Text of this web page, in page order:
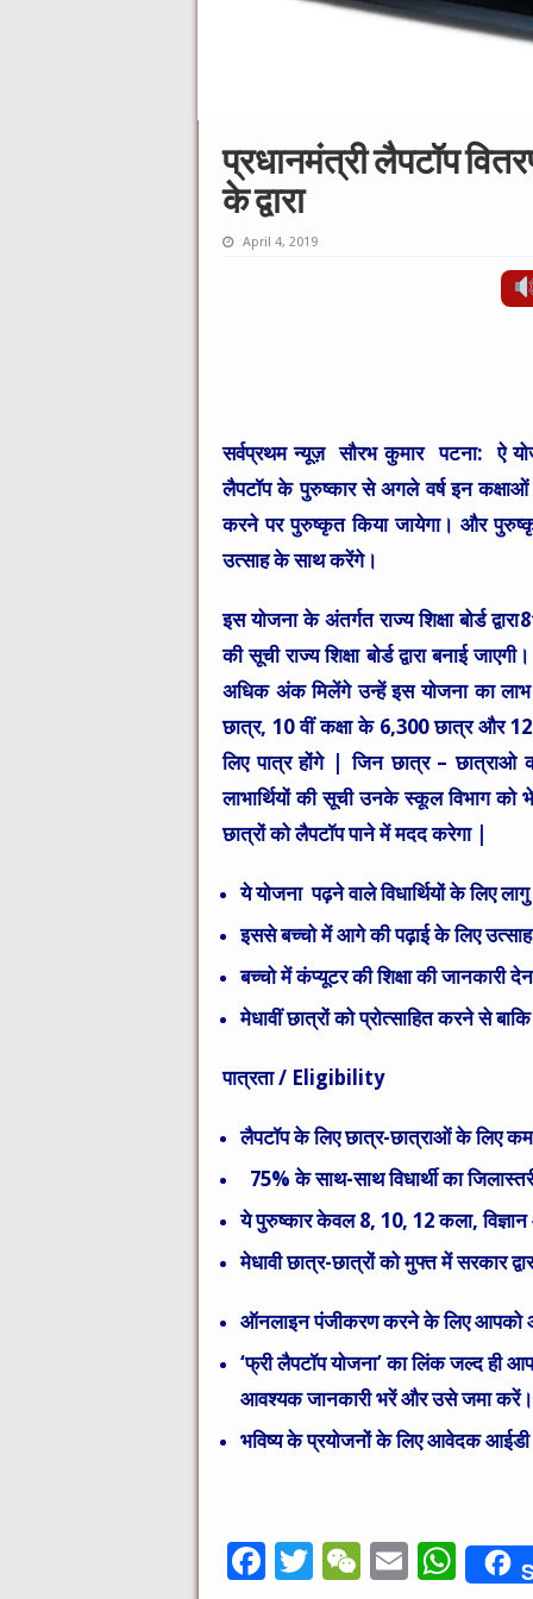
प्रधानमंत्री लैपटॉप
के द्वारा
April 4, 2019
सर्वप्रथम न्यूज़ सौरभ कुमार पटना:
ऐ
लैपटॉप के पुरुष्कार से अगले वर्ष इन कक्षाओं
करने पर पुरुष्कृत किया जायेगा। और
उत्साह के साथ करेंगे।
इस योजना के अंतर्गतराज्य शिक्षा बोर्डद्वारा
की सूचीराज्य शिक्षा बोर्डद्वारा बनाई
अधिक अंकमिलेंगे उन्हें इस योजना का
छात्र, 10 वीं कक्षा के 6,300 छात्र और
लिए पात्र होंगे | जिन छात्र –
लाभार्थियों की सूची उनके स्कूल विभाग
छात्रों को लैपटॉप पाने में मदद करेगा |
ये योजना पढ़ने वाले विधार्थियों के लिए लागु
इससे बच्चो में आगे की पढ़ाई के लिए
बच्चो में कंप्यूटर की शिक्षा की जानकारी
मेधावीं छात्रों को प्रोत्साहित करने से
पात्रता/ Eligibility
लैपटॉप के लिए छात्र-छात्राओं के लिए
75% के साथ-साथ विधार्थी का
ये पुरुष्कार केवल 8, 10, 12 कला, विज्ञान
मेधावी छात्र-छात्रों को मुफ्त में सरकार
ऑनलाइन पंजीकरण करने के लिए आपको
‘फ्री लैपटॉप योजना’ का लिंक जल्द ही
आवश्यक जानकारी भरें और उसे जमा करें।
भविष्य के प्रयोजनों के लिए आवेदक आईडी
F
T
W E
W